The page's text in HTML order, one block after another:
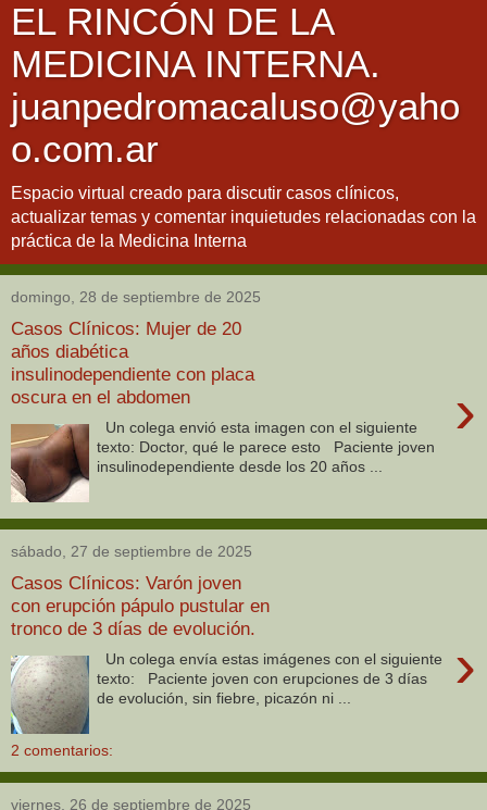
EL RINCÓN DE LA
MEDICINA INTERNA.
juanpedromacaluso@yaho
o.com.ar
Espacio virtual creado para discutir casos clínicos,
actualizar temas y comentar inquietudes relacionadas con la
práctica de la Medicina Interna
domingo, 28 de septiembre de 2025
Casos Clínicos: Mujer de 20
años diabética
insulinodependiente con placa
oscura en el abdomen
›
Un colega envió esta imagen con el siguiente
texto: Doctor, qué le parece esto Paciente joven
insulinodependiente desde los 20 años ...
sábado, 27 de septiembre de 2025
Casos Clínicos: Varón joven
con erupción pápulo pustular en
tronco de 3 días de evolución.
›
Un colega envía estas imágenes con el siguiente
texto: Paciente joven con erupciones de 3 días
de evolución, sin fiebre, picazón ni ...
2 comentarios:
viernes, 26 de septiembre de 2025